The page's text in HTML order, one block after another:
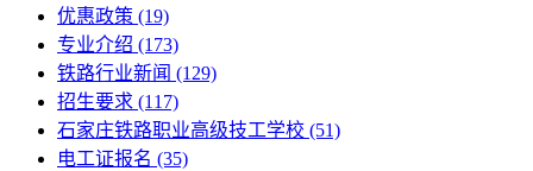
优惠政策 (19)
专业介绍 (173)
铁路行业新闻 (129)
招生要求 (117)
石家庄铁路职业高级技工学校​ (51)
电工证报名 (35)